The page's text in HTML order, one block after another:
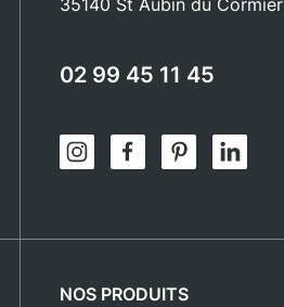
35140 St Aubin du Cormier
02 99 45 11 45
NOS PRODUITS